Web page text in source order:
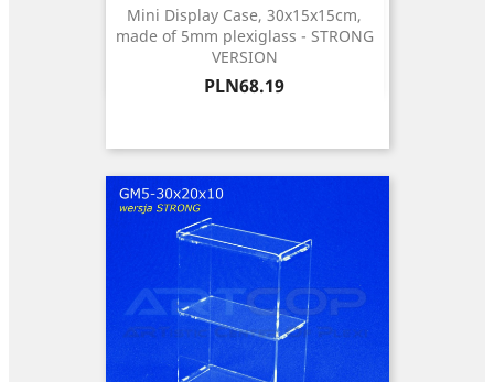
Mini Display Case, 30x15x15cm,
made of 5mm plexiglass - STRONG
VERSION
Price
PLN68.19